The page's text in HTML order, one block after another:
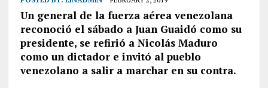
Un general de la fuerza aérea venezolana
reconoció el sábado a Juan Guaidó como su
presidente, se refirió a Nicolás Maduro
como un dictador e invitó al pueblo
venezolano a salir a marchar en su contra.